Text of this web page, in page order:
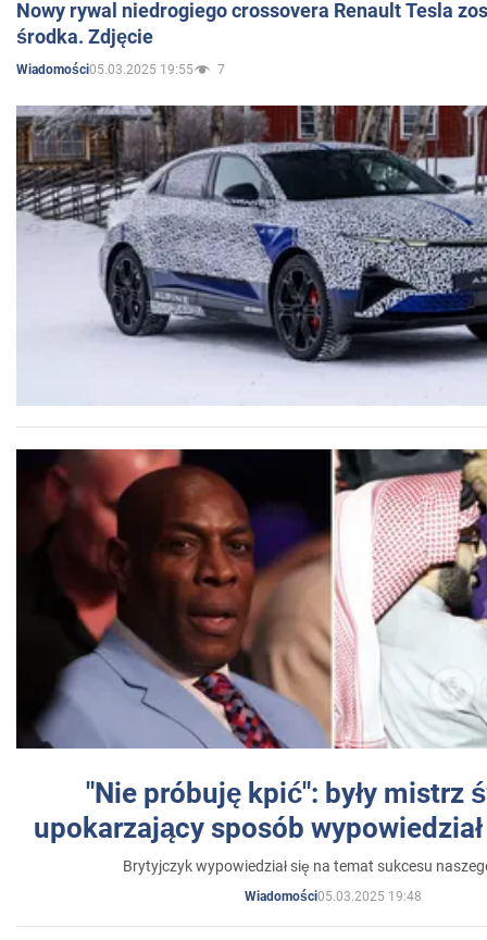
Nowy rywal niedrogiego crossovera Renault Tesla
środka. Zdjęcie
Wiadomości05.03.2025 19:55 7
"Nie próbuję kpić": były mistrz
upokarzający sposób
Brytyjczyk wypowiedział się na temat sukcesu
Wiadomości05.03.2025 19:48